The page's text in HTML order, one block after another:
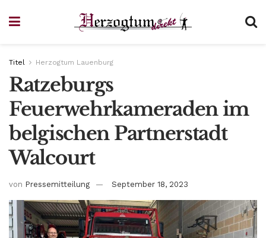
Titel Herzogtum Lauenburg
Ratzeburgs
Feuerwehrkameraden im
belgischen Partnerstadt
Walcourt
von Pressemitteilung September 18, 2023